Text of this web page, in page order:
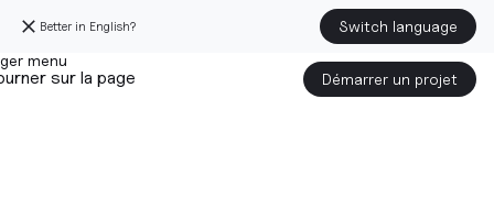
Better in English? Switch language
sur la page Démarrer un projet